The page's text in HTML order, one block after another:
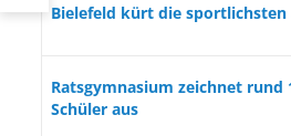
Bielefeld kürt die sportlichsten
Ratsgymnasium zeichnet rund
Schüler aus